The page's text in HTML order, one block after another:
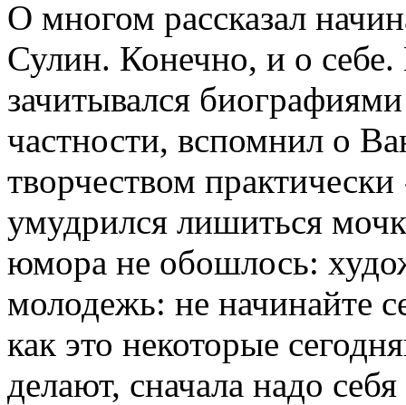
О многом рассказал
Сулин. Конечно, и о
зачитывался
частности, вспомнил о
творчеством
умудрился лишиться
юмора не обошлось:
молодежь: не начинайте
как это некоторые
делают, сначала надо